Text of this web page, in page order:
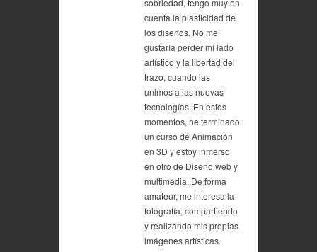
sobriedad, tengo muy en
cuenta la plasticidad de
los diseños. No me
gustaría perder mi lado
artístico y la libertad del
trazo, cuando las
unimos a las nuevas
tecnologías. En estos
momentos, he terminado
un curso de Animación
en 3D y estoy inmerso
en otro de Diseño web y
multimedia. De forma
amateur, me interesa la
fotografía, compartiendo
y realizando mis propias
imágenes artísticas.